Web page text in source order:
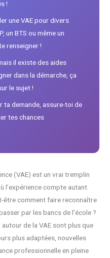
!
une VAE pour divers
un BTS ou même un
renseigner !
il existe des aides
dans la démarche, ça
le sujet !
ta demande, assure-toi de
tes chances
(VAE) est un vrai tremplin
l’expérience compte autant
être comment faire reconnaître
par les bancs de l’école ?
autour de la VAE sont plus que
plus adaptées, nouvelles
professionnelle en pleine